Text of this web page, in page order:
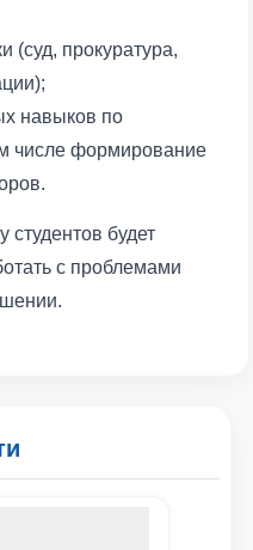
(суд, прокуратура,
навыков по
числе формирование
студентов будет
с проблемами